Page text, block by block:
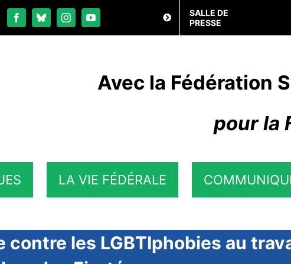
SALLE DE
PRESSE
Avec la Fédération
pour la
LA VIE FÉDÉRALE
les LGBTIphobies au